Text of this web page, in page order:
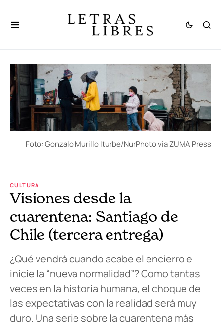
Foto: Gonzalo Murillo Iturbe/NurPhoto via ZUMA Press
CULTURA
Visiones desde la
cuarentena: Santiago de
Chile (tercera entrega)
¿Qué vendrá cuando acabe el encierro e
inicie la “nueva normalidad”? Como tantas
veces en la historia humana, el choque de
las expectativas con la realidad será muy
duro. Una serie sobre la cuarentena más